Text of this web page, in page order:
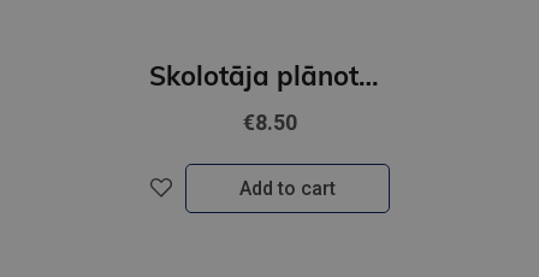
Skolotāja plānotājs 2026/2027 Pieturpunkts ( raibs)
€8.50
Add to cart